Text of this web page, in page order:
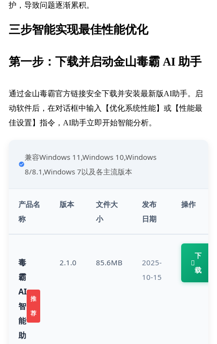
护，导致问题逐渐累积。
三步智能实现最佳性能优化
第一步：下载并启动金山毒霸 AI 助手
通过金山毒霸官方链接安全下载并安装最新版AI助手。启
动软件后，在对话框中输入【优化系统性能】或【性能最
佳设置】指令，AI助手立即开始智能分析。
兼容Windows 11,Windows 10,Windows
8/8.1,Windows 7以及各主流版本
产品名
称
版本
文件大
小
发布
日期
操作
毒
霸
AI
智
能
助
推
荐
2.1.0 85.6MB
2025-
10-15
下
载